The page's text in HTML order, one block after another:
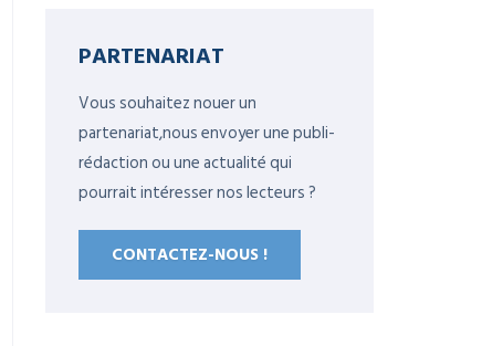
PARTENARIAT
Vous souhaitez nouer un
partenariat,nous envoyer une publi-
rédaction ou une actualité qui
pourrait intéresser nos lecteurs ?
CONTACTEZ-NOUS !